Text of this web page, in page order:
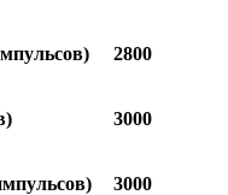
2800
3000
3000